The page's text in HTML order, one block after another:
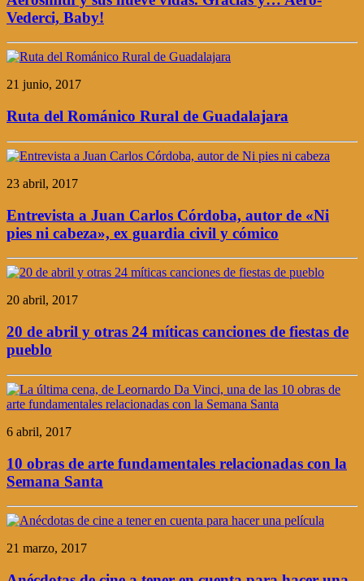
Vederci, Baby!
21 junio, 2017
Ruta del Románico Rural de Guadalajara
23 abril, 2017
Entrevista a Juan Carlos Córdoba, autor de «Ni
pies ni cabeza», ex guardia civil y cómico
20 abril, 2017
20 de abril y otras 24 míticas canciones de fiestas de
pueblo
6 abril, 2017
10 obras de arte fundamentales relacionadas con la
Semana Santa
21 marzo, 2017